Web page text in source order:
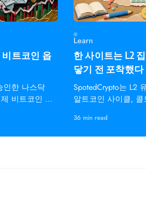
비트코인 옵
인한 나스닥
비트코인 지
Learn
한 사이트는 L2
닿기 전 포착했다
SpotedCrypto는 L2
알트코인 사이클, 콜
다.
36 min read